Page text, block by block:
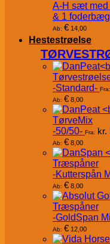
A-H sæt med
& 1
Ab: € 14,00
Hestestrøelse
-Standard- Fra:
Ab: € 8,00
TørveMix
-50/50- Fra: kr.
Ab: € 8,00
Træspåner
-Kutterspån
Ab: € 8,00
Træspåner
-GoldSpan
Ab: € 12,00